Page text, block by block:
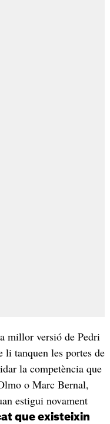
millor versió de Pedri
li tanquen les portes de
la competència que
o Marc Bernal,
estigui novament
que existeixin